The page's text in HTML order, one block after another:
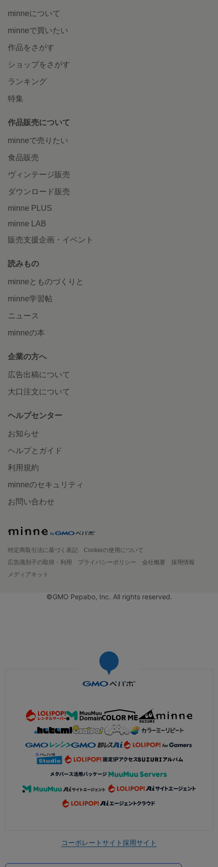
minneについて
minneで買いたい
作品をさがす
ショップをさがす
ランキング
特集
作品販売について
minneで売りたい
食品販売
ヴィンテージ販売
ダウンロード販売
minne PLUS
minne LAB
販売支援企画・イベント
読みもの
minneとものづくりと
minne学習帖
ニュース
minneの本
企業の方へ
広告出稿について
大口注文について
ヘルプセンター
お知らせ
ヘルプとガイド
利用規約
minneのセキュリティ
お問い合わせ
特定商取引法に基づく表記
Cookieの使用について
広告識別子の取得・利用
プライバシーポリシー 会社概要
採用情報
メディアキット
©GMO Pepabo, Inc. All rights reserved.
コーポレートサイト採用サイト